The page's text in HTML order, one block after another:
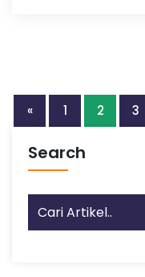
« 1 2 3
Search